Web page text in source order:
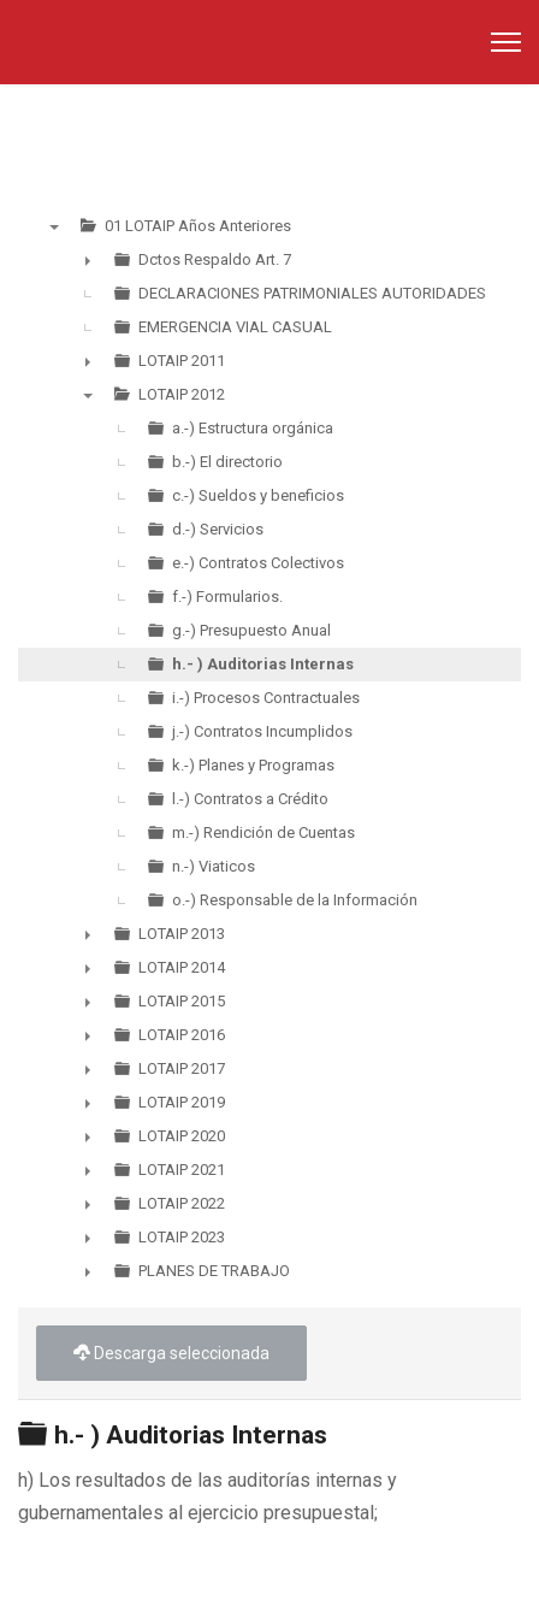
01 LOTAIP Años Anteriores
►
Dctos Respaldo Art. 7
DECLARACIONES PATRIMONIALES AUTORIDADES
EMERGENCIA VIAL CASUAL
►
LOTAIP 2011
LOTAIP 2012
a.-) Estructura orgánica
b.-) El directorio
c.-) Sueldos y beneficios
d.-) Servicios
e.-) Contratos Colectivos
f.-) Formularios.
g.-) Presupuesto Anual
h.- ) Auditorias Internas
i.-) Procesos Contractuales
j.-) Contratos Incumplidos
k.-) Planes y Programas
l.-) Contratos a Crédito
m.-) Rendición de Cuentas
n.-) Viaticos
o.-) Responsable de la Información
►
LOTAIP 2013
►
LOTAIP 2014
►
LOTAIP 2015
►
LOTAIP 2016
►
LOTAIP 2017
►
LOTAIP 2019
►
LOTAIP 2020
►
LOTAIP 2021
►
LOTAIP 2022
►
LOTAIP 2023
PLANES DE TRABAJO
Descarga seleccionada
Carpeta
h.- ) Auditorias Internas
h) Los resultados de las auditorías internas y
gubernamentales al ejercicio presupuestal;